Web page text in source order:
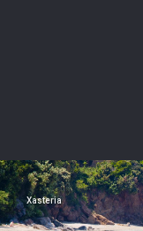
Xasteria